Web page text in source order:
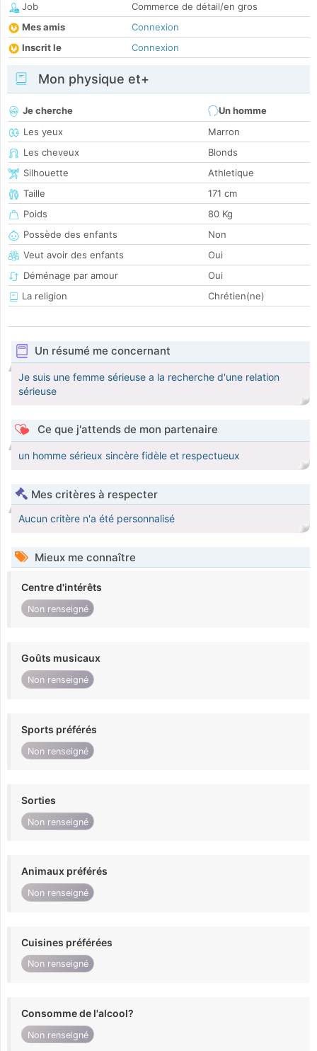
Job
Commerce de détail/en gros
Mes amis
Connexion
Inscrit le
Connexion
Mon physique et+
Je cherche
Un homme
Les yeux
Marron
Les cheveux
Blonds
Silhouette
Athletique
Taille
171 cm
Poids
80 Kg
Possède des enfants
Non
Veut avoir des enfants
Oui
Déménage par amour
Oui
La religion
Chrétien(ne)
Un résumé me concernant
Je suis une femme sérieuse a la recherche d'une relation
sérieuse
Ce que j'attends de mon partenaire
un homme sérieux sincère fidèle et respectueux
Mes critères à respecter
Aucun critère n'a été personnalisé
Mieux me connaître
Centre d'intérêts
Non renseigné
Goûts musicaux
Non renseigné
Sports préférés
Non renseigné
Sorties
Non renseigné
Animaux préférés
Non renseigné
Cuisines préférées
Non renseigné
Consomme de l'alcool?
Non renseigné